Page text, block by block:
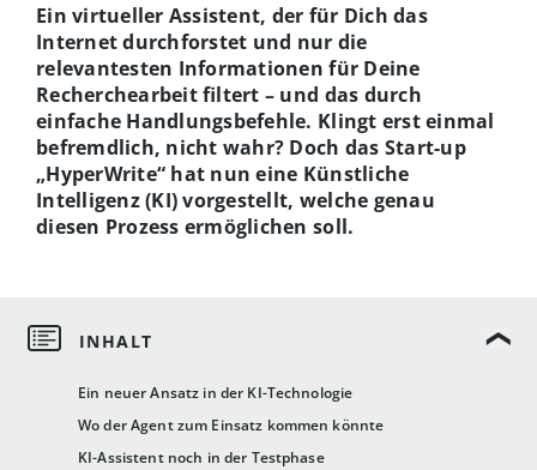
Ein neuer Ansatz in der KI-Technologie
Wo der Agent zum Einsatz kommen könnte
KI-Assistent noch in der Testphase
Ein virtueller Assistent, der für Dich das
Internet durchforstet und nur die
relevantesten Informationen für Deine
Recherchearbeit filtert – und das durch
einfache Handlungsbefehle. Klingt erst einmal
befremdlich, nicht wahr? Doch das Start-up
„HyperWrite“ hat nun eine Künstliche
Intelligenz (KI) vorgestellt, welche genau
diesen Prozess ermöglichen soll.